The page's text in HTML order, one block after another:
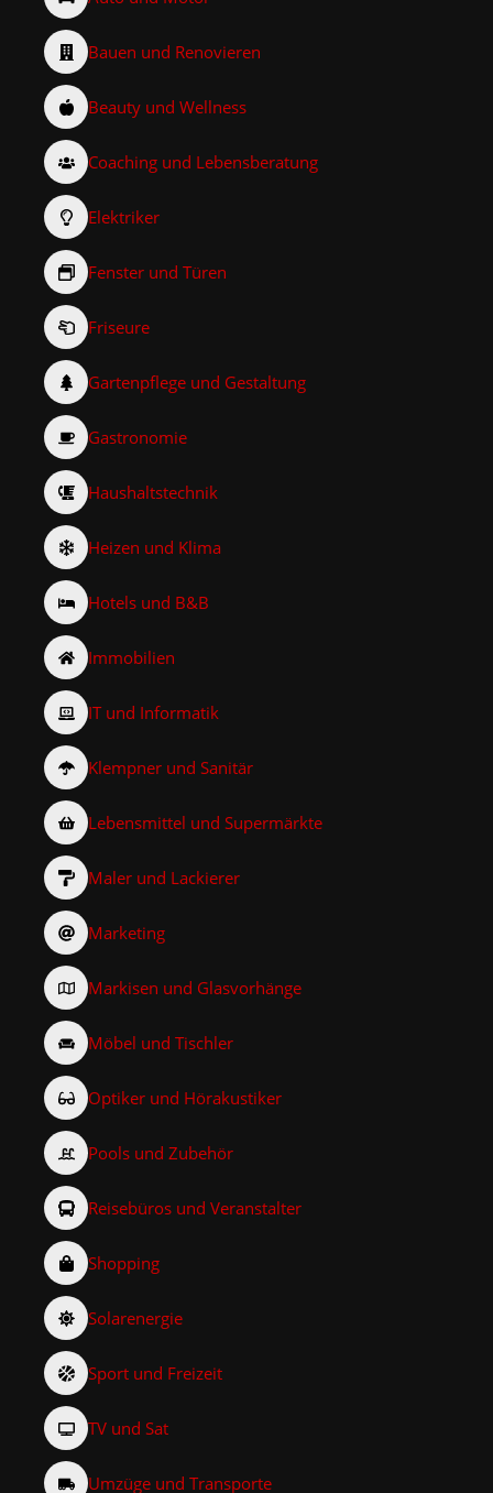
Bauen und Renovieren
Beauty und Wellness
Coaching und Lebensberatung
Elektriker
Fenster und Türen
Friseure
Gartenpflege und Gestaltung
Gastronomie
Haushaltstechnik
Heizen und Klima
Hotels und B&B
Immobilien
IT und Informatik
Klempner und Sanitär
Lebensmittel und Supermärkte
Maler und Lackierer
Marketing
Markisen und Glasvorhänge
Möbel und Tischler
Optiker und Hörakustiker
Pools und Zubehör
Reisebüros und Veranstalter
Shopping
Solarenergie
Sport und Freizeit
TV und Sat
Umzüge und Transporte